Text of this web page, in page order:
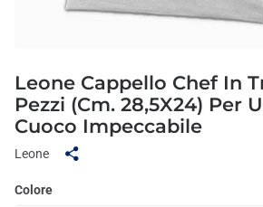
Leone Cappello Chef In
Pezzi (Cm. 28,5X24) Per
Cuoco Impeccabile
Leone
Colore